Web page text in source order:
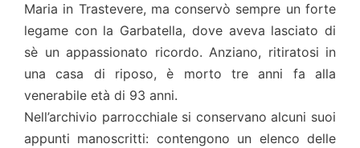
Maria in Trastevere, ma conservò sempre un forte
legame con la Garbatella, dove aveva lasciato di
sè un appassionato ricordo. Anziano, ritiratosi in
una casa di riposo, è morto tre anni fa alla
venerabile età di 93 anni.
Nell’archivio parrocchiale si conservano alcuni suoi
appunti manoscritti: contengono un elenco delle